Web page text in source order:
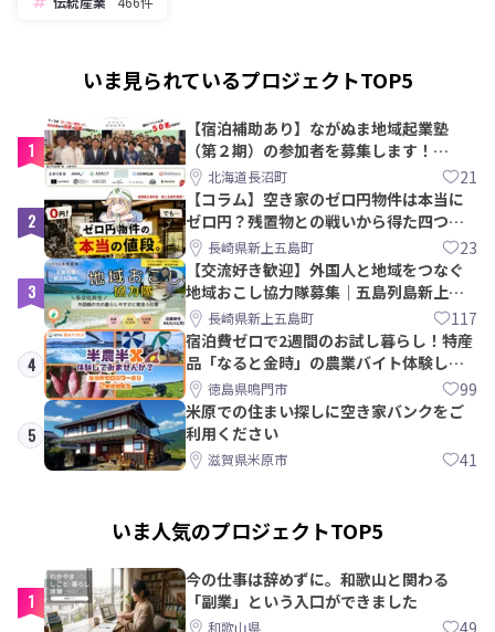
いま見られているプロジェクトTOP5
1
【宿泊補助あり】ながぬま地域起業塾
（第２期）の参加者を募集します！
【8/21〆】
北海道長沼町 21
2
【コラム】空き家のゼロ円物件は本当に
ゼロ円？残置物との戦いから得た四つの
教訓｜新上五島町
長崎県新上五島町 23
3
【交流好き歓迎】外国人と地域をつなぐ
地域おこし協力隊募集｜五島列島新上五
島町長崎県新上五島町 117
4
宿泊費ゼロで2週間のお試し暮らし！特産
品「なると金時」の農業バイト体験して
みませんか？
徳島県鳴門市 99
5
米原での住まい探しに空き家バンクをご
利用ください
滋賀県米原市 41
いま人気のプロジェクトTOP5
1
今の仕事は辞めずに。和歌山と関わる
「副業」という入口ができました
和歌山県 49